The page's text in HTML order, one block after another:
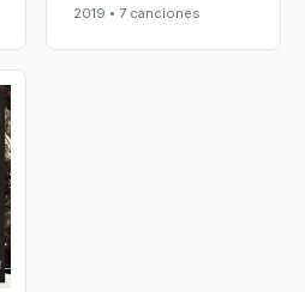
2019 • 7 canciones